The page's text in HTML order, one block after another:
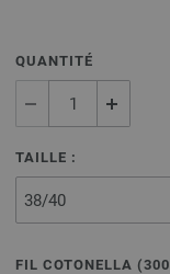
QUANTITÉ
TAILLE :
FIL COTONELLA (300